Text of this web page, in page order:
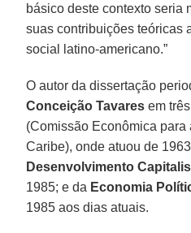
básico deste contexto seria
suas contribuições teóricas
social latino-americano.”
O autor da dissertação
Conceição Tavares em
(Comissão Econômica para
Caribe), onde atuou de
Desenvolvimento
1985; e da Economia
1985 aos dias atuais.